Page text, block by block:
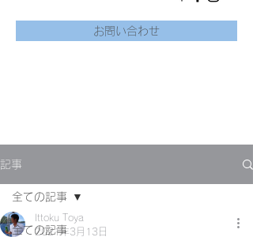
お問い合わせ
記事
全ての記事
全ての記事
Ittoku Toya
2021年3月13日